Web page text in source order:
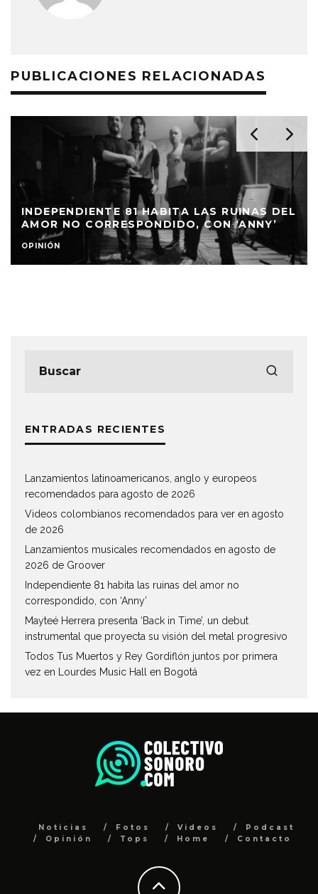
PUBLICACIONES RELACIONADAS
INDEPENDIENTE 81 HABITA LAS RUINAS DEL
AMOR NO CORRESPONDIDO, CON ‘ANNY’
OPINIÓN
ENTRADAS RECIENTES
Lanzamientos latinoamericanos, anglo y europeos
recomendados para agosto de 2026
Videos colombianos recomendados para ver en agosto
de 2026
Lanzamientos musicales recomendados en agosto de
2026 de Groover
Independiente 81 habita las ruinas del amor no
correspondido, con ‘Anny’
Mayteé Herrera presenta ‘Back in Time’, un debut
instrumental que proyecta su visión del metal progresivo
Todos Tus Muertos y Rey Gordiflón juntos por primera
vez en Lourdes Music Hall en Bogotá
Noticias Fotos Videos
Podcast
Opinión
Tops Home Contacto